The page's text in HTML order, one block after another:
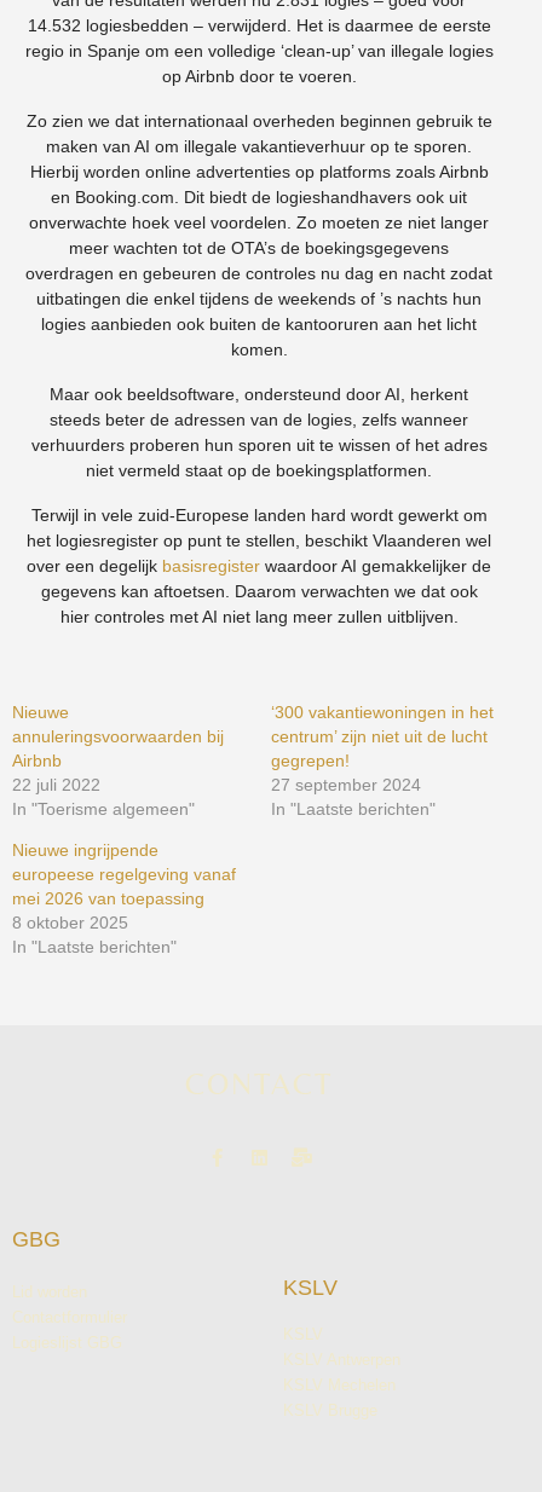
14.532 logiesbedden – verwijderd. Het is daarmee de eerste
regio in Spanje om een volledige ‘clean-up’ van illegale logies
op Airbnb door te voeren.
Zo zien we dat internationaal overheden beginnen gebruik te
maken van AI om illegale vakantieverhuur op te sporen.
Hierbij worden online advertenties op platforms zoals Airbnb
en Booking.com. Dit biedt de logieshandhavers ook uit
onverwachte hoek veel voordelen. Zo moeten ze niet langer
meer wachten tot de OTA’s de boekingsgegevens
overdragen en gebeuren de controles nu dag en nacht zodat
uitbatingen die enkel tijdens de weekends of ’s nachts hun
logies aanbieden ook buiten de kantooruren aan het licht
komen.
Maar ook beeldsoftware, ondersteund door AI, herkent
steeds beter de adressen van de logies, zelfs wanneer
verhuurders proberen hun sporen uit te wissen of het adres
niet vermeld staat op de boekingsplatformen.
Terwijl in vele zuid-Europese landen hard wordt gewerkt om
het logiesregister op punt te stellen, beschikt Vlaanderen wel
over een degelijk basisregister waardoor AI gemakkelijker de
gegevens kan aftoetsen. Daarom verwachten we dat ook
hier controles met AI niet lang meer zullen uitblijven.
Nieuwe
annuleringsvoorwaarden bij
Airbnb
22 juli 2022
In "Toerisme algemeen"
‘300 vakantiewoningen in het
centrum’ zijn niet uit de lucht
gegrepen!
27 september 2024
In "Laatste berichten"
Nieuwe ingrijpende
europeese regelgeving vanaf
mei 2026 van toepassing
8 oktober 2025
In "Laatste berichten"
CONTACT
GBG
Lid worden
Contactformulier
Logieslijst GBG
KSLV
KSLV
KSLV Antwerpen
KSLV Mechelen
KSLV Brugge